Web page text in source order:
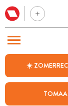
☀️
BEZOEK ONZE